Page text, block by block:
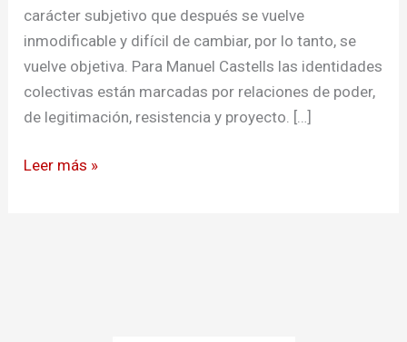
carácter subjetivo que después se vuelve
inmodificable y difícil de cambiar, por lo tanto, se
vuelve objetiva. Para Manuel Castells las identidades
colectivas están marcadas por relaciones de poder,
de legitimación, resistencia y proyecto. […]
Leer más »